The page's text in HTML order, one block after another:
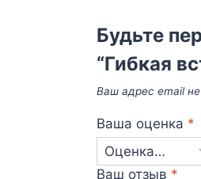
Будьте
“Гибкая
Ваш адрес email
Ваша оценка *
Ваш отзыв *